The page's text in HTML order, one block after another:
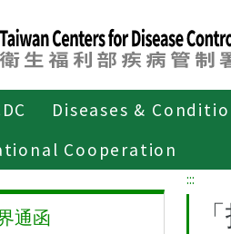
Diseases &
Cooperation
致醫界通函
通函
:::